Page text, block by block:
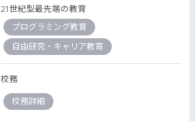
21世紀型最先端の教育
プログラミング教育
自由研究・キャリア教育
校務
校務詳細